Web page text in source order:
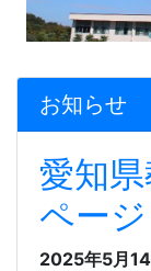
お知らせ
愛知
ペー
2025年5月